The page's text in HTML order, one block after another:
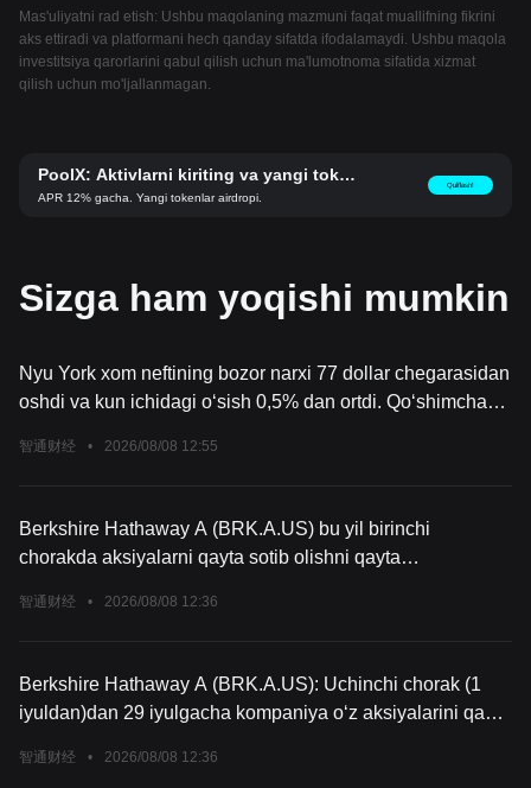
Mas'uliyatni rad etish: Ushbu maqolaning mazmuni faqat muallifning fikrini
aks ettiradi va platformani hech qanday sifatda ifodalamaydi. Ushbu maqola
investitsiya qarorlarini qabul qilish uchun ma'lumotnoma sifatida xizmat
qilish uchun mo'ljallanmagan.
PoolX: Aktivlarni kiriting va yangi tokenl
ar oling.
APR 12% gacha. Yangi tokenlar airdropi.
Qulflash!
Sizga ham yoqishi mumkin
Nyu York xom neftining bozor narxi 77 dollar chegarasidan
oshdi va kun ichidagi o‘sish 0,5% dan ortdi. Qo‘shimcha
o‘zgarishlari, geosiyosiy vaziyat, yirik neft ishlab
birgalikdagi ta’siri ostida shakllanadi. Qisqa muddatli narx
tebranishlari bozordagi optimistik va pesimist omillar
aralashuvi natijasidir, kelgusidagi yo‘nalish
智通财经 • 2026/08/08 12:55
Berkshire Hathaway A (BRK.A.US) bu yil birinchi
chorakda aksiyalarni qayta sotib olishni qayta
sodir bo‘ldi. Bu yil boshida kompaniya bosh direktori Greg
rahbarlar tomonidan baholanganini ta’kidlagan. Juma kuni
yopilish vaqtida Berkshire aksiyalari bu yil jami 3.8% ga
oshgan.
智通财经 • 2026/08/08 12:36
Berkshire Hathaway A (BRK.A.US): Uchinchi chorak (1
iyuldan)dan 29 iyulgacha kompaniya o‘z aksiyalarini qayta
sarfladi.
智通财经 • 2026/08/08 12:36